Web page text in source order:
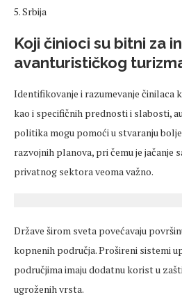
5. Srbija
Koji činioci su bitni za
avanturističkog
Identifikovanje i razumevanje činilaca
kao i specifičnih prednosti i slabosti,
politika mogu pomoći u stvaranju
razvojnih planova, pri čemu je jačanje
privatnog sektora veoma važno.
Države širom sveta povećavaju
kopnenih područja. Prošireni sistemi
područjima imaju dodatnu korist u
ugroženih vrsta.